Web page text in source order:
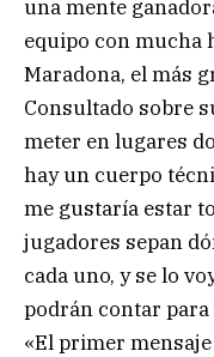
una mente
equipo con mucha
Maradona, el más
Consultado sobre
meter en lugares
hay un cuerpo
me gustaría estar
jugadores sepan
cada uno, y se lo
podrán contar para
«El primer